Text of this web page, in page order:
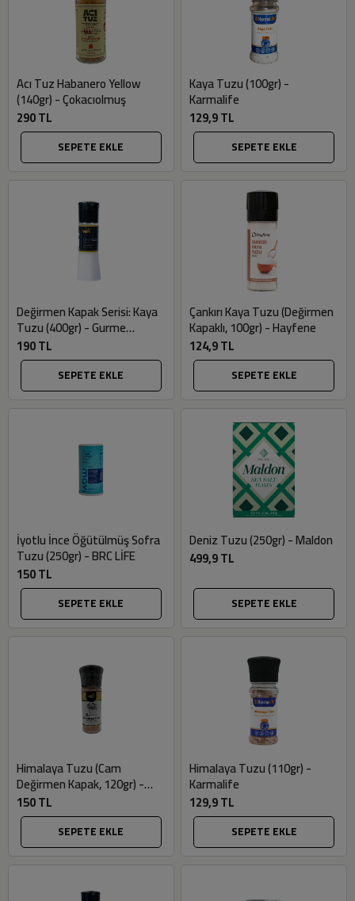
Acı Tuz Habanero Yellow
(140gr) - Çokacıolmuş
290 TL
SEPETE EKLE
Kaya Tuzu (100gr) -
Karmalife
129,9 TL
SEPETE EKLE
Değirmen Kapak Serisi: Kaya
Tuzu (400gr) - Gurme
Market
190 TL
SEPETE EKLE
Çankırı Kaya Tuzu (Değirmen
Kapaklı, 100gr) - Hayfene
124,9 TL
SEPETE EKLE
İyotlu İnce Öğütülmüş Sofra
Tuzu (250gr) - BRC LİFE
150 TL
SEPETE EKLE
Deniz Tuzu (250gr) - Maldon
499,9 TL
SEPETE EKLE
Himalaya Tuzu (Cam
Değirmen Kapak, 120gr) -
Vafi
150 TL
SEPETE EKLE
Himalaya Tuzu (110gr) -
Karmalife
129,9 TL
SEPETE EKLE